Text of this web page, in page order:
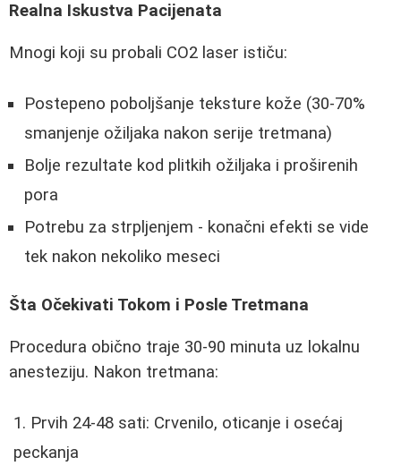
Realna Iskustva Pacijenata
Mnogi koji su probali CO2 laser ističu:
Postepeno poboljšanje teksture kože (30-70%
smanjenje ožiljaka nakon serije tretmana)
Bolje rezultate kod plitkih ožiljaka i proširenih
pora
Potrebu za strpljenjem - konačni efekti se vide
tek nakon nekoliko meseci
Šta Očekivati Tokom i Posle Tretmana
Procedura obično traje 30-90 minuta uz lokalnu
anesteziju. Nakon tretmana:
Prvih 24-48 sati: Crvenilo, oticanje i osećaj
peckanja